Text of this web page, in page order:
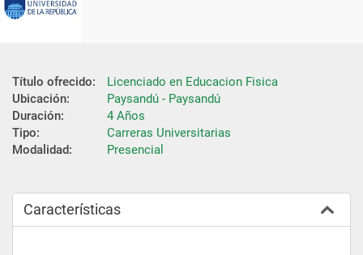
Título ofrecido:
Licenciado en Educacion Fisica
Ubicación:
Paysandú - Paysandú
Duración:
4 Años
Tipo:
Carreras Universitarias
Modalidad:
Presencial
Características